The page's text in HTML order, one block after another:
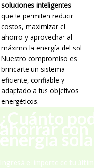
soluciones inteligentes
que te permiten reducir
costos, maximizar el
ahorro y aprovechar al
máximo la energía del sol.
Nuestro compromiso es
brindarte un sistema
eficiente, confiable y
adaptado a tus objetivos
energéticos.
¿Cuánto
ahorrar con
energía
Ingresá el importe de tu